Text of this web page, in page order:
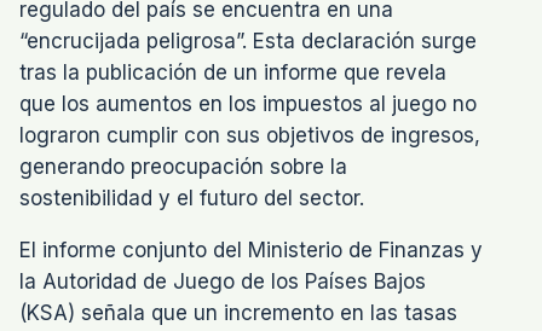
regulado del país se encuentra en una
“encrucijada peligrosa”. Esta declaración surge
tras la publicación de un informe que revela
que los aumentos en los impuestos al juego no
lograron cumplir con sus objetivos de ingresos,
generando preocupación sobre la
sostenibilidad y el futuro del sector.
El informe conjunto del Ministerio de Finanzas y
la Autoridad de Juego de los Países Bajos
(KSA) señala que un incremento en las tasas